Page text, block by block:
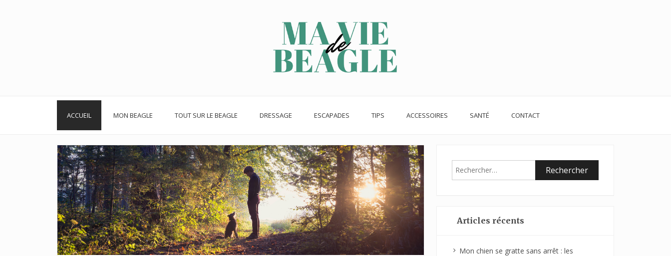
ACCUEIL MON BEAGLE TOUT SUR LE BEAGLE DRESSAGE ESCAPADES TIPS ACCESSOIRES SANTÉ CONTACT
ACCUEIL
Navigation
des
articles
Rechercher :
Articles récents
Mon chien se gratte sans arrêt : les